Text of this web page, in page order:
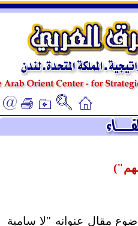
مقال عنوانه "لا سامية